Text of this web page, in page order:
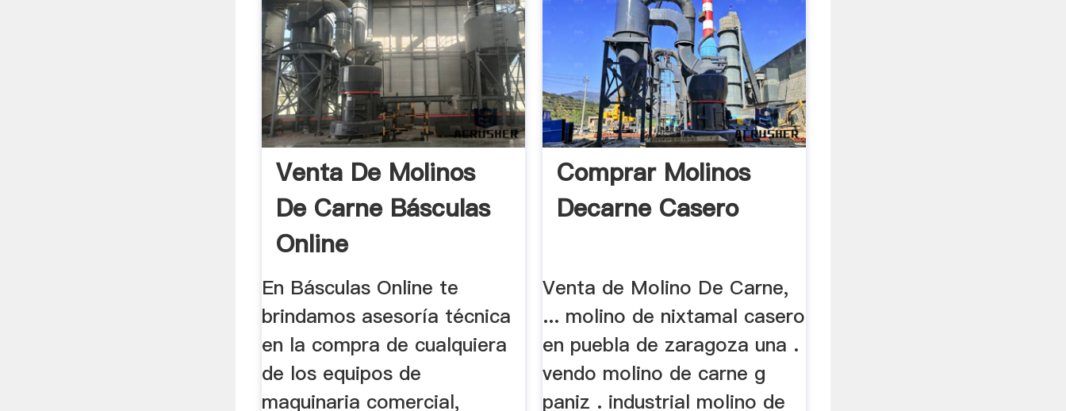
Venta De Molinos
De Carne Básculas
Online
En Básculas Online te
brindamos asesoría técnica
en la compra de cualquiera
de los equipos de
maquinaria comercial,
Comprar Molinos
Decarne Casero
Venta de Molino De Carne,
... molino de nixtamal casero
en puebla de zaragoza una .
vendo molino de carne g
paniz . industrial molino de